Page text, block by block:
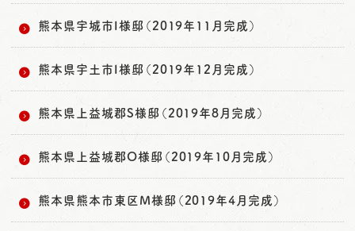
熊本県宇城市I様邸（2019年11月完成）
熊本県宇土市I様邸（2019年12月完成）
熊本県上益城郡S様邸（2019年8月完成）
熊本県上益城郡O様邸（2019年10月完成）
熊本県熊本市東区M様邸（2019年4月完成）